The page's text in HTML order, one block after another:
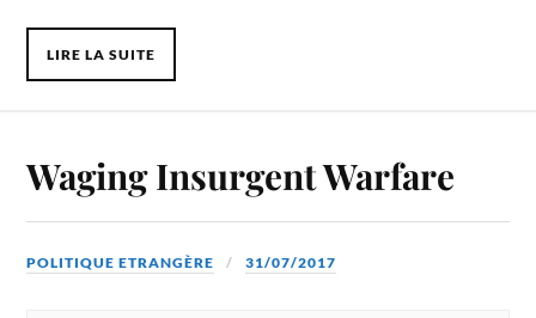
LIRE LA SUITE
Waging Insurgent Warfare
POLITIQUE ETRANGÈRE 31/07/2017